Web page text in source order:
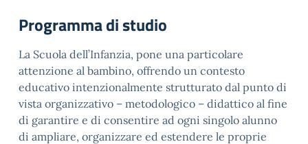
Programma di studio
La Scuola dell’Infanzia, pone una particolare
attenzione al bambino, offrendo un contesto
educativo intenzionalmente strutturato dal punto di
vista organizzativo – metodologico – didattico al fine
di garantire e di consentire ad ogni singolo alunno
di ampliare, organizzare ed estendere le proprie